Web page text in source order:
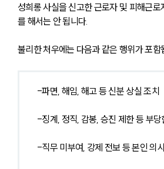
성희롱 사실을 신고한 근로자 및 피해근로
를 해서는 안 됩니다.
불리한 처우에는 다음과 같은 행위가 포함
-파면, 해임, 해고 등 신분 상실 조치
-징계, 정직, 감봉, 승진 제한 등 부당
-직무 미부여, 강제 전보 등 본인 의